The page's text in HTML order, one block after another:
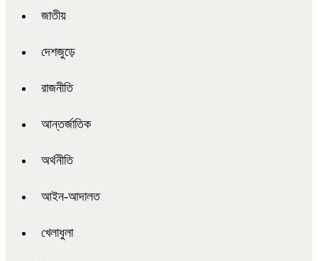
জাতীয়
দেশজুড়ে
রাজনীতি
আন্তর্জাতিক
অর্থনীতি
আইন-আদালত
খেলাধুলা